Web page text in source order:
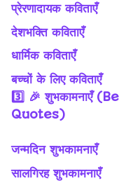
प्रेरणादायक कविताएँ
देशभक्ति कविताएँ
धार्मिक कविताएँ
बच्चों के लिए कविताएँ
3️⃣ 🎉 शुभकामनाएँ
Quotes)
जन्मदिन शुभकामनाएँ
सालगिरह शुभकामनाएँ